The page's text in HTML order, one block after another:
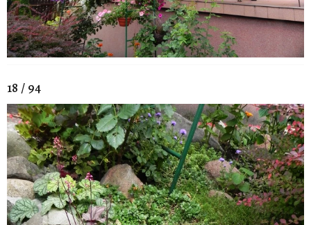
18 / 94